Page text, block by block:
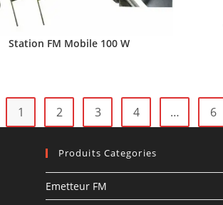
Station FM Mobile 100 W
1 2 3 4 … 6
Produits Categories
Emetteur FM